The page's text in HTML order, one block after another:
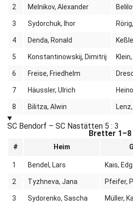
2 Melnikov, Alexander
3 Sydorchuk, Ihor
4 Denda, Ronald
5 Konstantinowskij, Dimitrij
6 Freise, Friedhelm
7 Häussler, Ulrich
8 Bilitza, Alwin
SC Bendorf – SC Nastätten 5 : 3
Bretter 1–8
# Heim
1 Bendel, Lars Kais,
2 Tyzhneva, Jana Pfeifer,
3 Sydorenko, Sascha Müller,